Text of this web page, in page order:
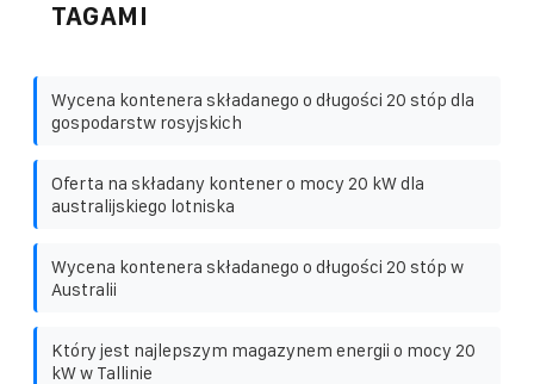
TAGAMI
Wycena kontenera składanego o długości 20 stóp dla
gospodarstw rosyjskich
Oferta na składany kontener o mocy 20 kW dla
australijskiego lotniska
Wycena kontenera składanego o długości 20 stóp w
Australii
Który jest najlepszym magazynem energii o mocy 20
kW w Tallinie